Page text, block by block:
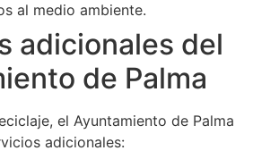
al medio ambiente.
adicionales del
de Palma
el Ayuntamiento de Palma
adicionales: